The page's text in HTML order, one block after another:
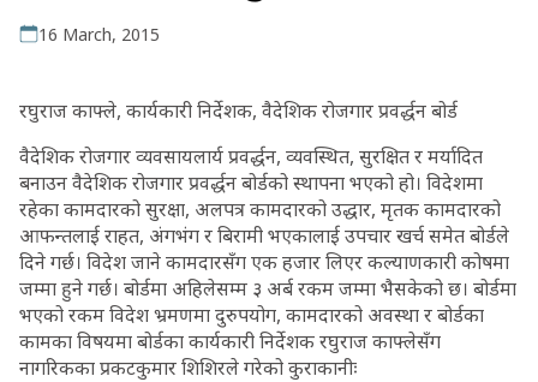
16 March, 2015
रघुराज काफ्ले, कार्यकारी निर्देशक, वैदेशिक रोजगार प्रवर्द्धन बोर्ड
वैदेशिक रोजगार व्यवसायलार्य प्रवर्द्धन, व्यवस्थित, सुरक्षित र मर्यादित
बनाउन वैदेशिक रोजगार प्रवर्द्धन बोर्डको स्थापना भएको हो। विदेशमा
रहेका कामदारको सुरक्षा, अलपत्र कामदारको उद्धार, मृतक कामदारको
आफन्तलाई राहत, अंगभंग र बिरामी भएकालाई उपचार खर्च समेत बोर्डले
दिने गर्छ। विदेश जाने कामदारसँग एक हजार लिएर कल्याणकारी कोषमा
जम्मा हुने गर्छ। बोर्डमा अहिलेसम्म ३ अर्ब रकम जम्मा भैसकेको छ। बोर्डमा
भएको रकम विदेश भ्रमणमा दुरुपयोग, कामदारको अवस्था र बोर्डका
कामका विषयमा बोर्डका कार्यकारी निर्देशक रघुराज काफ्लेसँग
नागरिकका प्रकटकुमार शिशिरले गरेको कुराकानीः